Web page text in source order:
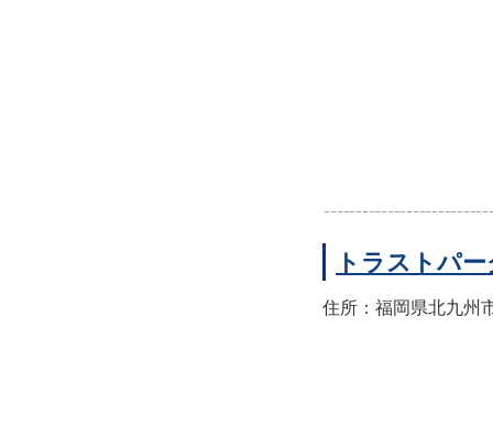
トラストパ
住所：福岡県北九州